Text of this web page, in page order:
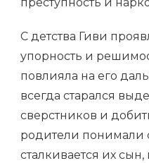
преступность и
С детства Гиви
упорность и
повлияла на его
всегда старался
сверстников и
родители понимали
сталкивается их